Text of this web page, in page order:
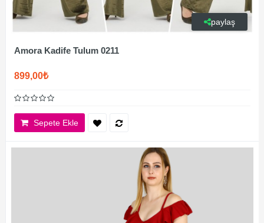
paylaş
Amora Kadife Tulum 0211
899,00₺
Sepete Ekle